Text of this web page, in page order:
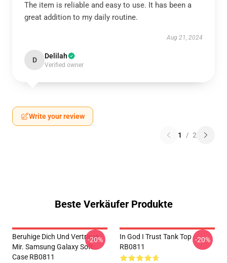
The item is reliable and easy to use. It has been a
great addition to my daily routine.
Aug 21, 2024
D Delilah
Verified owner
Write your review
1 / 2
Beste Verkäufer Produkte
Beruhige Dich Und Vertraue
Mir. Samsung Galaxy Soft
Case RB0811
-20%
In God I Trust Tank Top
RB0811
-20%